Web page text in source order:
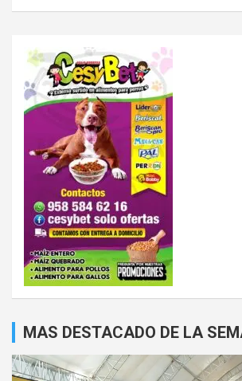
MAS DESTACADO DE LA